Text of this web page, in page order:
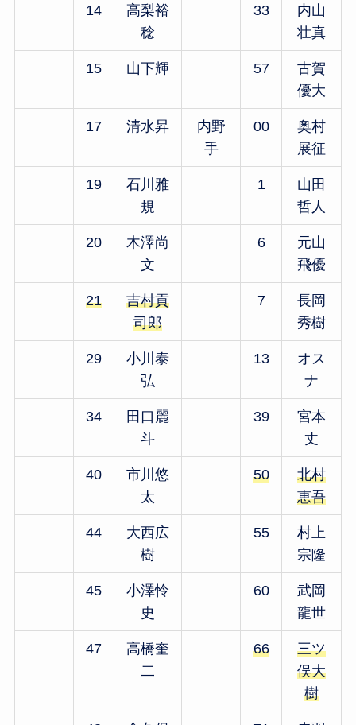
14
高梨裕
稔
33
内山
壮真
15 山下輝 57
古賀
優大
17 清水昇
内野
手
00
奥村
展征
19
石川雅
規
1
山田
哲人
20
木澤尚
文
6
元山
飛優
21
吉村貢
司郎
7
長岡
秀樹
29
小川泰
弘
13
オス
ナ
34
田口麗
斗
39
宮本
丈
40
市川悠
太
50
北村
恵吾
44
大西広
樹
55
村上
宗隆
45
小澤怜
史
60
武岡
龍世
47
高橋奎
二
66
三ツ
俣大
樹